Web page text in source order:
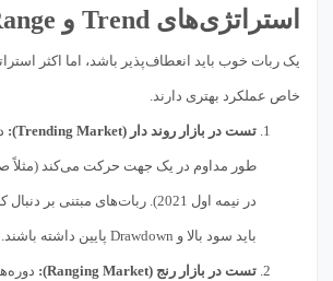
استراتژی‌های Trend و Range
یک ربات خوب باید انعطاف‌پذیر باشد، اما اکثر
خاص عملکرد بهتری دارند.
تست در بازار روند دار (Trending Market):
در نیمه اول 2021). ربات‌های مبتنی
باید سود بالا و Drawdown پایین داشته باشند.
تست در بازار رنج (Ranging Market):